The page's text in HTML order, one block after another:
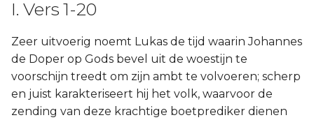
Prediker
Joël
I. Vers 1-20
Zeer uitvoerig noemt Lukas de tijd waarin Johannes
de Doper op Gods bevel uit de woestijn te
voorschijn treedt om zijn ambt te volvoeren; scherp
en juist karakteriseert hij het volk, waarvoor de
zending van deze krachtige boetprediker dienen